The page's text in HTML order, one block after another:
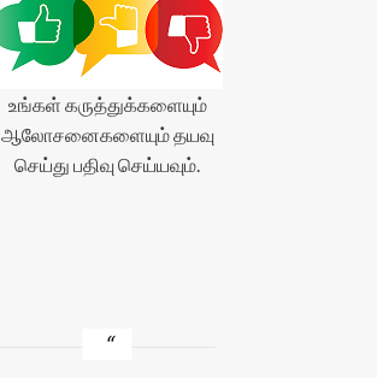
உங்கள் கருத்துக்களையும்
ஆலோசனைகளையும் தயவு
செய்து பதிவு செய்யவும்.